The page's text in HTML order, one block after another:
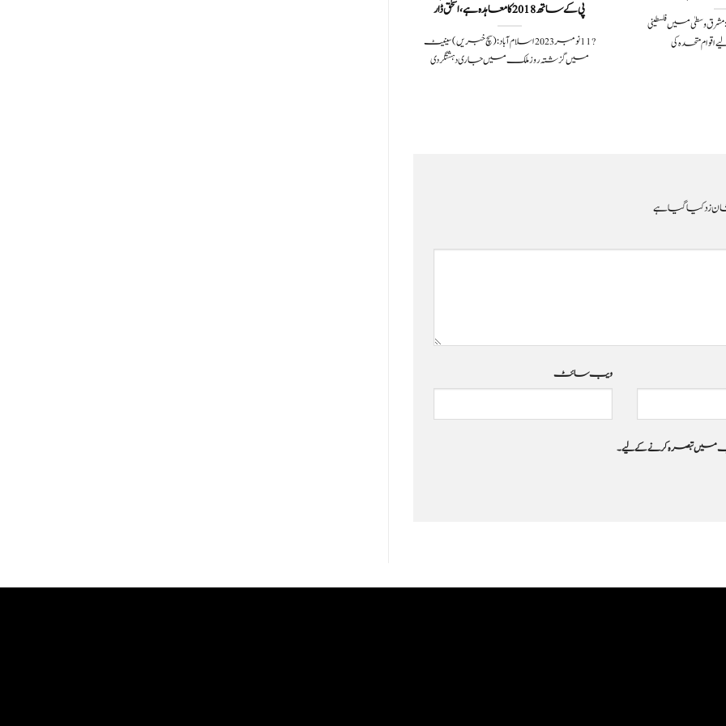
مشرق وسطیٰ میں فلسطینی
اقوام متحدہ کی
پی کے ساتھ 2018 کا معاہدہ ہے، اسحٰق ڈار
?️ 11 نومبر 2023اسلام آباد: (سچ خبریں) سینیٹ
میں گزشتہ روز ملک میں جاری دہشتگردی
زد کیا گیا ہے
ویب‌ سائٹ
جب میں تبصرہ کرنے کےلیے۔